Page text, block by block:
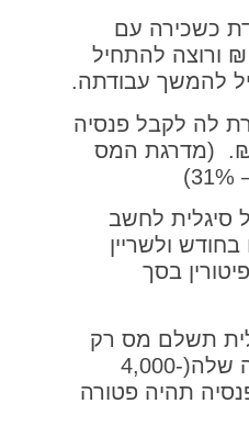
62, עובדת כשכירה עם
הכנסה של 20,000 ₪ ורוצה להתחיל
להמשך עבודתה.
לה לקבל פנסיה
של 4,000 ₪. (מדרגת המס
סיגלית לחשב
של כ3,800 ₪ בחודש ולשריין
בסך
תשלם מס רק
על 200 ₪ מהפנסיה שלה(4,000-
תהיה פטורה